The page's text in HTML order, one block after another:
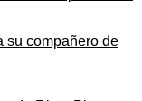
su compañero de